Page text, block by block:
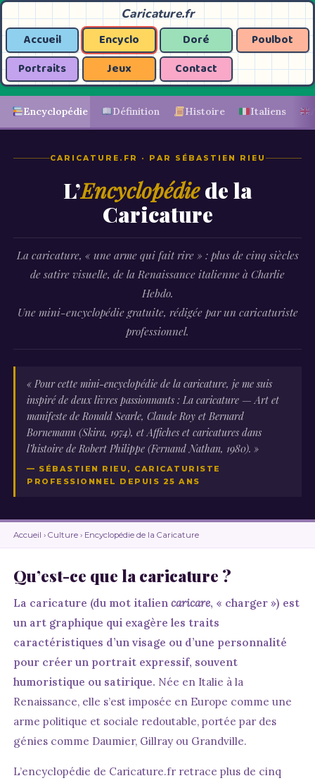
Caricature.fr
Accueil Encyclo Doré
Poulbot
Portraits
Jeux Contact
Encyclopédie Définition Histoire Italiens
CARICATURE.FR · PAR SÉBASTIEN RIEU
L’Encyclopédiede la
Caricature
La caricature, « une arme qui fait rire » : plus de cinq siècles
de satire visuelle, de la Renaissance italienne à Charlie
Hebdo.
Une mini-encyclopédie gratuite, rédigée par un caricaturiste
professionnel.
« Pour cette mini-encyclopédie de la caricature, je me suis
inspiré de deux livres passionnants :La caricature — Art et
manifeste de Ronald Searle, Claude Roy et Bernard
Bornemann (Skira, 1974), etAffiches et caricatures dans
l’histoire de Robert Philippe (Fernand Nathan, 1980). »
— SÉBASTIEN RIEU, CARICATURISTE
PROFESSIONNEL DEPUIS 25 ANS
Accueil ›Culture › Encyclopédie de la Caricature
Qu’est-ce que la caricature ?
La caricature (du mot italiencaricare, « charger ») est
un art graphique qui exagère les traits
caractéristiques d’un visage ou d’une personnalité
pour créer un portrait expressif, souvent
humoristique ou satirique. Née en Italie à la
Renaissance, elle s’est imposée en Europe comme une
arme politique et sociale redoutable, portée par des
génies comme Daumier, Gillray ou Grandville.
L’encyclopédie de Caricature.fr retrace plus de cinq